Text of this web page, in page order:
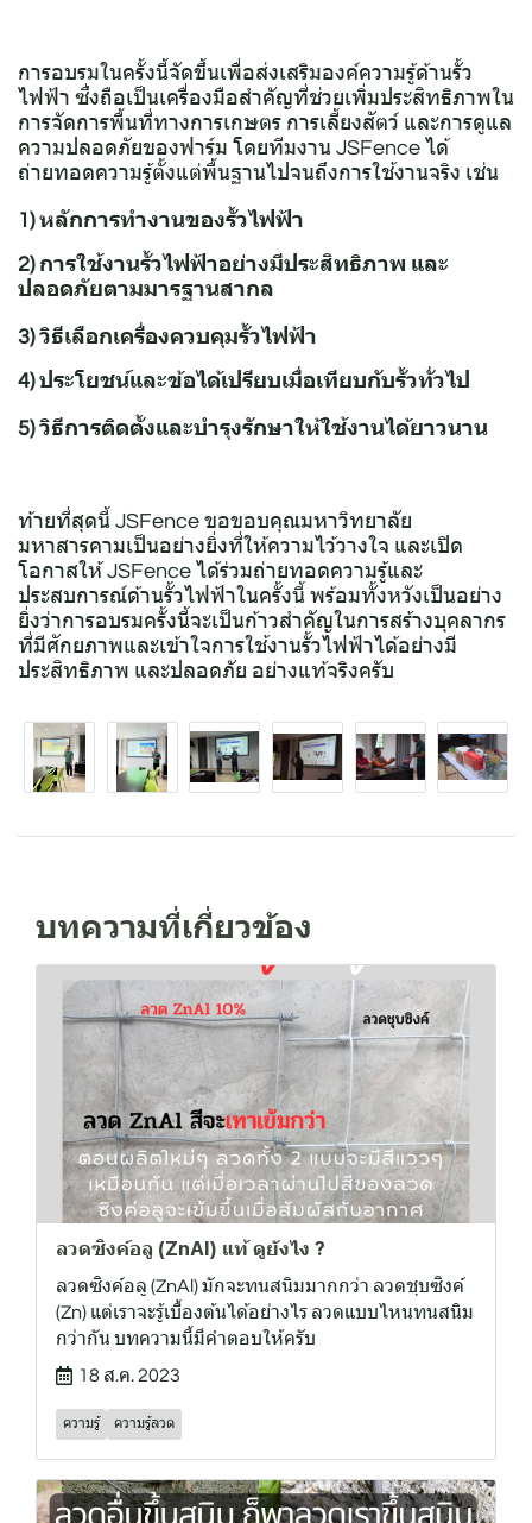
การอบรมในครั้งนี้จัดขึ้นเพื่อส่งเสริมองค์ความรู้ด้านรั้ว
ไฟฟ้า ซึ่งถือเป็นเครื่องมือสำคัญที่ช่วยเพิ่มประสิทธิภาพใน
การจัดการพื้นที่ทางการเกษตร การเลี้ยงสัตว์ และการดูแล
ความปลอดภัยของฟาร์ม โดยทีมงาน JSFence ได้
ถ่ายทอดความรู้ตั้งแต่พื้นฐานไปจนถึงการใช้งานจริง เช่น
1) หลักการทำงานของรั้วไฟฟ้า
2) การใช้งานรั้วไฟฟ้าอย่างมีประสิทธิภาพ และ
ปลอดภัยตามมารฐานสากล
3) วิธีเลือกเครื่องควบคุมรั้วไฟฟ้า
4) ประโยชน์และข้อได้เปรียบเมื่อเทียบกับรั้วทั่วไป
5) วิธีการติดตั้งและบำรุงรักษาให้ใช้งานได้ยาวนาน
ท้ายที่สุดนี้ JSFence ขอขอบคุณมหาวิทยาลัย
มหาสารคามเป็นอย่างยิ่งที่ให้ความไว้วางใจ และเปิด
โอกาสให้ JSFence ได้ร่วมถ่ายทอดความรู้และ
ประสบการณ์ด้านรั้วไฟฟ้าในครั้งนี้ พร้อมทั้งหวังเป็นอย่าง
ยิ่งว่าการอบรมครั้งนี้จะเป็นก้าวสำคัญในการสร้างบุคลากร
ที่มีศักยภาพและเข้าใจการใช้งานรั้วไฟฟ้าได้อย่างมี
ประสิทธิภาพ และปลอดภัย อย่างแท้จริงครับ
บทความที่เกี่ยวข้อง
ลวดซิงค์อลู (ZnAl) แท้ ดูยังไง ?
ลวดซิงค์อลู (ZnAl) มักจะทนสนิมมากกว่า ลวดชุบซิงค์
(Zn) แต่เราจะรู้เบื้องต้นได้อย่างไร ลวดแบบไหนทนสนิม
กว่ากัน บทความนี้มีคำตอบให้ครับ
18 ส.ค. 2023
ความรู้ ความรู้ลวด